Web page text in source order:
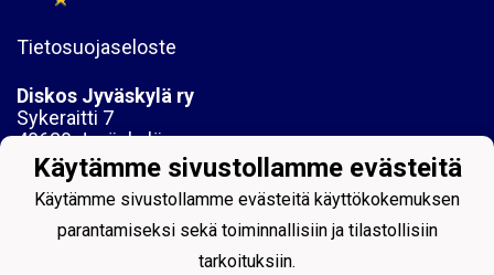
Tietosuojaseloste
Diskos Jyväskylä ry
Sykeraitti 7
40630 Jyväskylä
y-tunnus:1061742-6
Käytämme sivustollamme evästeitä
Käytämme sivustollamme evästeitä käyttökokemuksen
parantamiseksi sekä toiminnallisiin ja tilastollisiin
tarkoituksiin.